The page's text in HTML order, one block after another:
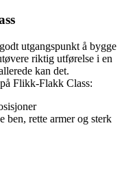
utgangspunkt å bygge
riktig utførelse i en
kan det.
Flikk-Flakk Class:
ben, rette armer og sterk